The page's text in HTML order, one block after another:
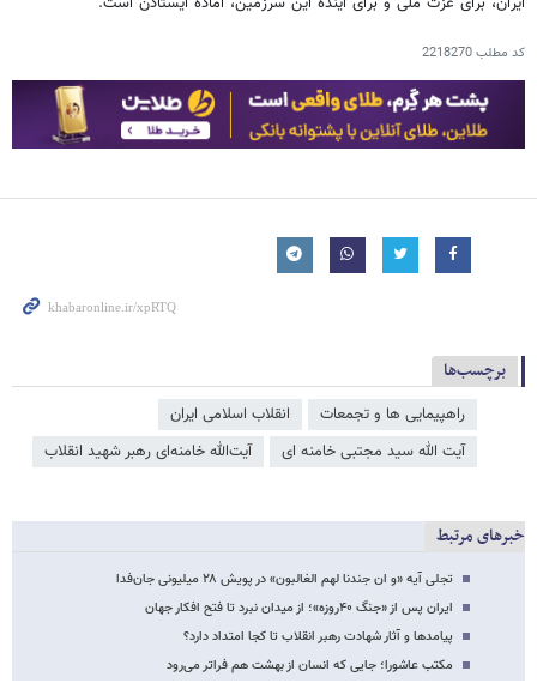
کد مطلب2218270
برچسب‌ها
راهپیمایی ها و تجمعات
انقلاب اسلامی ایران
آیت الله سید مجتبی خامنه ای
آیت‌الله خامنه‌ای رهبر شهید انقلاب
خبرهای مرتبط
تجلی آیه «و ان جندنا لهم الغالبون» در پویش ۲۸ میلیونی جان‌فدا
ایران پس از «جنگ ۴۰روزه»؛ از میدان نبرد تا فتح افکار جهان
پیامدها و آثار شهادت رهبر انقلاب تا کجا امتداد دارد؟
مکتب عاشورا؛ جایی که انسان از بهشت هم فراتر می‌رود